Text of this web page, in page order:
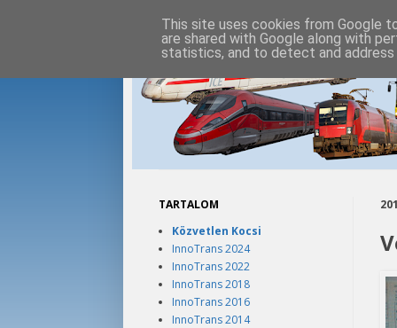
TARTALOM
Közvetlen Kocsi
InnoTrans 2024
InnoTrans 2022
InnoTrans 2018
InnoTrans 2016
InnoTrans 2014
This site uses cookies from Google
are shared with Google along with
statistics, and to detect and address